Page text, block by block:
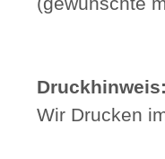
Druckhinweis:
Wir Drucken